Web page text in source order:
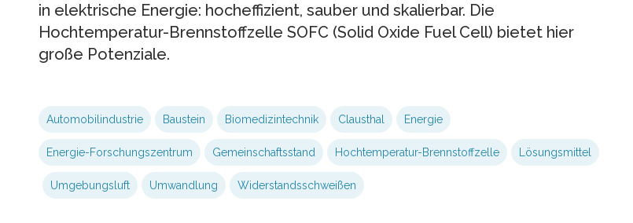
in elektrische Energie: hocheffizient, sauber und skalierbar. Die
Hochtemperatur-Brennstoffzelle SOFC (Solid Oxide Fuel Cell) bietet hier
große Potenziale.
Automobilindustrie Baustein Biomedizintechnik Clausthal Energie
Energie-Forschungszentrum Gemeinschaftsstand Hochtemperatur-Brennstoffzelle Lösungsmittel
Umgebungsluft Umwandlung Widerstandsschweißen